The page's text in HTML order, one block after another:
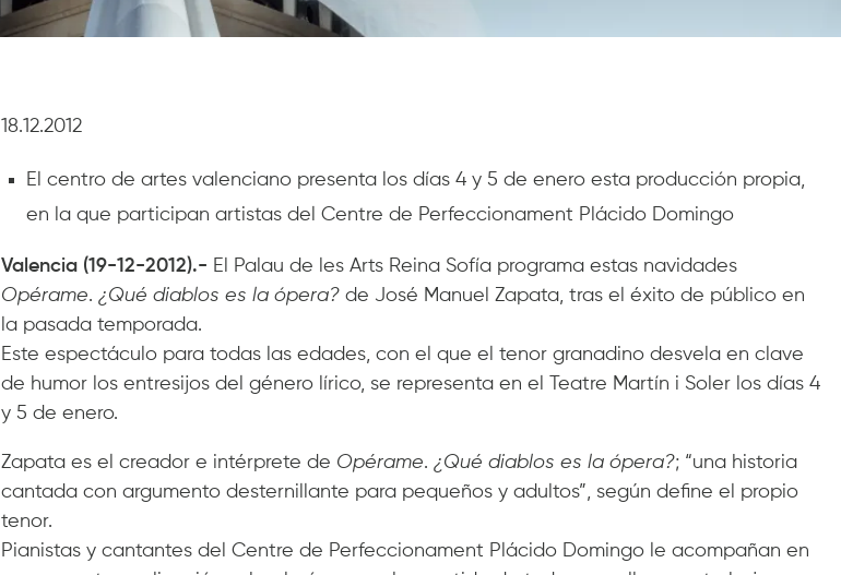
18.12.2012
El centro de artes valenciano presenta los días 4 y 5 de enero esta producción propia,
en la que participan artistas del Centre de Perfeccionament Plácido Domingo
Valencia (19-12-2012).- El Palau de les Arts Reina Sofía programa estas navidades
Opérame. ¿Qué diablos es la ópera? de José Manuel Zapata, tras el éxito de público en
la pasada temporada.
Este espectáculo para todas las edades, con el que el tenor granadino desvela en clave
de humor los entresijos del género lírico, se representa en el Teatre Martín i Soler los días 4
y 5 de enero.
Zapata es el creador e intérprete de Opérame. ¿Qué diablos es la ópera?; “una historia
cantada con argumento desternillante para pequeños y adultos”, según define el propio
tenor.
Pianistas y cantantes del Centre de Perfeccionament Plácido Domingo le acompañan en